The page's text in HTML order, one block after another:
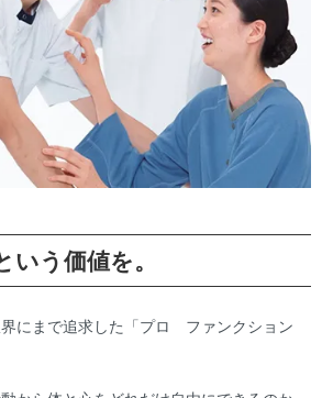
いう価値を。
にまで追求した「プロ ファンクション